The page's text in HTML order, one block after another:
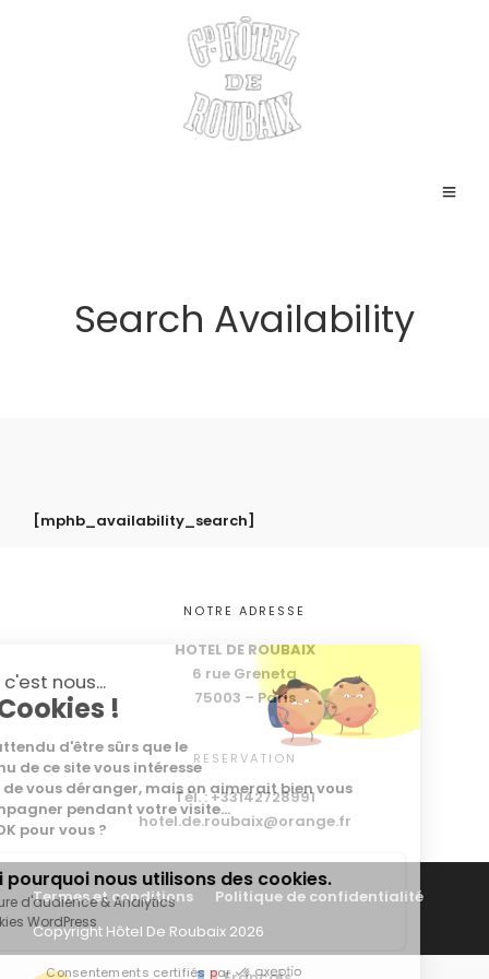
Search Availability
[mphb_availability_search]
NOTRE ADRESSE
HOTEL DE ROUBAIX
6 rue Greneta
75003 – Paris
RESERVATION
Tél. : +33142728991
hotel.de.roubaix@orange.fr
Termes et conditions
Politique de confidentialité
Copyright Hôtel De Roubaix 2026
c'est nous...
Cookies !
a attendu d'être sûrs que le
de ce site vous intéresse
de vous déranger, mais on aimerait bien vous
pendant votre visite...
OK pour vous ?
pourquoi nous utilisons des cookies.
d'audience & Analytics
WordPress
Consentements certifiés par